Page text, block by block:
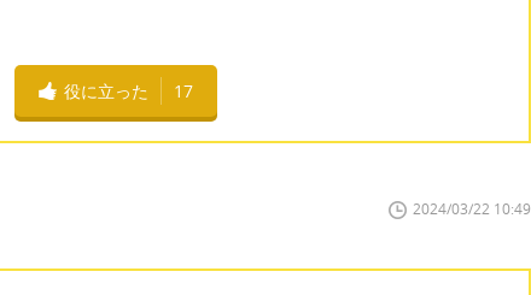
役に立った 17
2024/03/22 10:49